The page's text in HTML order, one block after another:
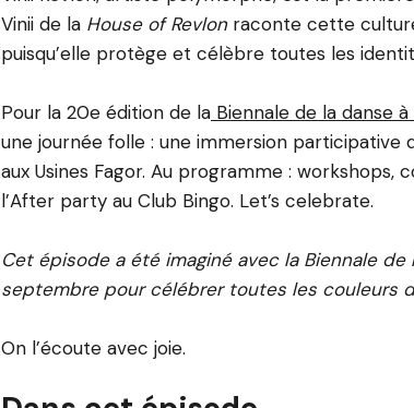
Vinii de la House of Revlonraconte cette
puisqu’elle protège et célèbre toutes les
Pour la 20e édition de la Biennale de la danse à
une journée folle : une immersion participative
aux Usines Fagor. Au programme :
l’After party au Club Bingo. Let’s celebrate.
Cet épisode a été imaginé avec la Biennale
septembre pour célébrer toutes les couleurs
On l’écoute avec joie.